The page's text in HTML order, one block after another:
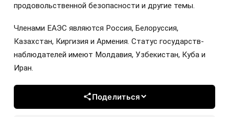
продовольственной безопасности и другие темы.
Членами ЕАЭС являются Россия, Белоруссия,
Казахстан, Киргизия и Армения. Статус государств-
наблюдателей имеют Молдавия, Узбекистан, Куба и
Иран.
Поделиться